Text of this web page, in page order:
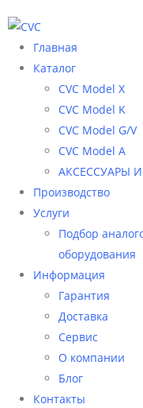
Главная
Каталог
CVC Model X
CVC Model K
CVC Model G/V
CVC Model A
АКСЕССУАРЫ
Производство
Услуги
Подбор
оборудования
Информация
Гарантия
Доставка
Сервис
О компании
Блог
Контакты